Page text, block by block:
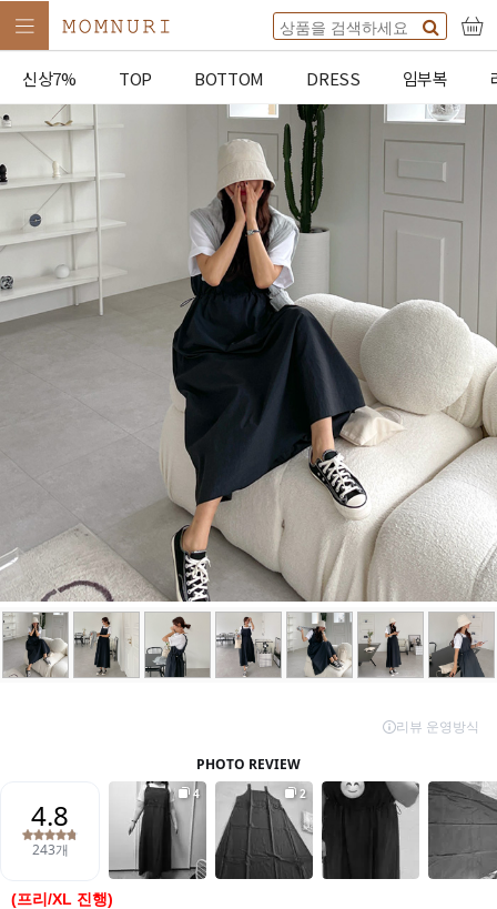
신상7% TOP BOTTOM DRESS 임부복
(프리/XL 진행)